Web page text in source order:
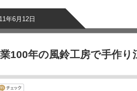
年6月12日
100年の風鈴工房で手作り